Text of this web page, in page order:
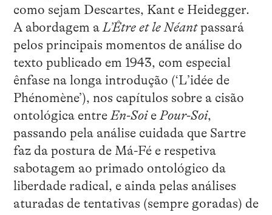
como sejam Descartes, Kant e Heidegger.
A abordagem aL’Être et le Néantpassará
pelos principais momentos de análise do
texto publicado em 1943, com especial
ênfase na longa introdução (‘L’idée de
Phénomène’), nos capítulos sobre a cisão
ontológica entreEn-SoiePour-Soi,
passando pela análise cuidada que Sartre
faz da postura de Má-Fé e respetiva
sabotagem ao primado ontológico da
liberdade radical, e ainda pelas análises
aturadas de tentativas (sempre goradas) de